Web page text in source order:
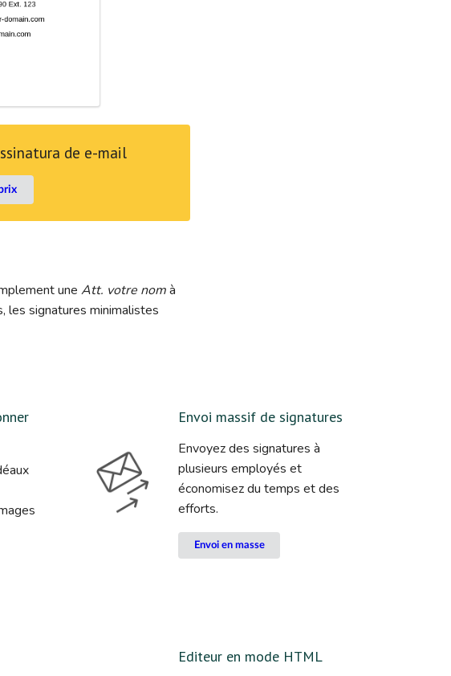
de e-mail
une Att. votre nomà
les signatures minimalistes
Envoi massif de signatures
Envoyez des signatures à
plusieurs employés et
économisez du temps et des
efforts.
Envoi en masse
Editeur en mode HTML